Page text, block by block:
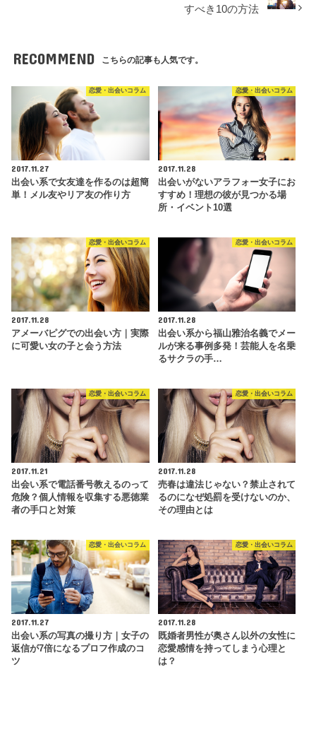
すべき10の方法
RECOMMEND こちらの記事も人気です。
恋愛・出会いコラム
2017.11.27
出会い系で女友達を作るのは超簡
単！メル友やリア友の作り方
恋愛・出会いコラム
2017.11.28
出会いがないアラフォー女子にお
すすめ！理想の彼が見つかる場
所・イベント10選
恋愛・出会いコラム
2017.11.28
アメーバピグでの出会い方｜実際
に可愛い女の子と会う方法
恋愛・出会いコラム
2017.11.28
出会い系から福山雅治名義でメー
ルが来る事例多発！芸能人を名乗
るサクラの手…
恋愛・出会いコラム
2017.11.21
出会い系で電話番号教えるのって
危険？個人情報を収集する悪徳業
者の手口と対策
恋愛・出会いコラム
2017.11.28
売春は違法じゃない？禁止されて
るのになぜ処罰を受けないのか、
その理由とは
恋愛・出会いコラム
2017.11.27
出会い系の写真の撮り方｜女子の
返信が7倍になるプロフ作成のコ
ツ
恋愛・出会いコラム
2017.11.28
既婚者男性が奥さん以外の女性に
恋愛感情を持ってしまう心理と
は？